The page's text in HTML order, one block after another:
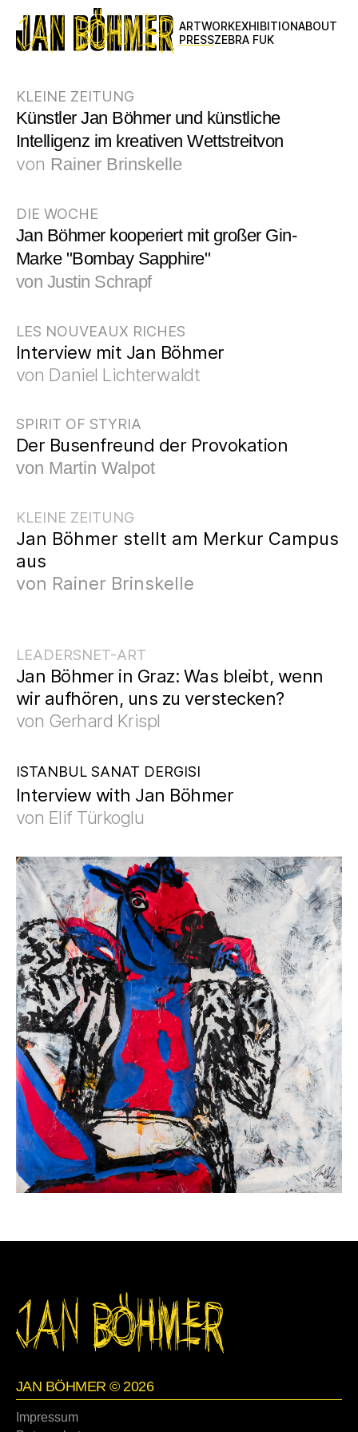
ARTWORK
2024
2023
2022
2017
EXHIBITIONABOUT
PRESSZEBRA FUK
Interviews
KLEINE ZEITUNG
Künstler Jan Böhmer und künstliche
Intelligenz im kreativen Wettstreitvon
von Rainer Brinskelle
DIE WOCHE
Jan Böhmer kooperiert mit großer Gin-
Marke "Bombay Sapphire"
von Justin Schrapf
LES NOUVEAUX RICHES
Interview mit Jan Böhmer
von Daniel Lichterwaldt
SPIRIT OF STYRIA
Der Busenfreund der Provokation
von Martin Walpot
KLEINE ZEITUNG
Jan Böhmer stellt am Merkur Campus
aus
von Rainer Brinskelle
LEADERSNET-ART
Jan Böhmer in Graz: Was bleibt, wenn
wir aufhören, uns zu verstecken?
von Gerhard Krispl
ISTANBUL SANAT DERGISI
Interview with Jan Böhmer
von Elif Türkoglu
JAN BÖHMER © 2026
Impressum